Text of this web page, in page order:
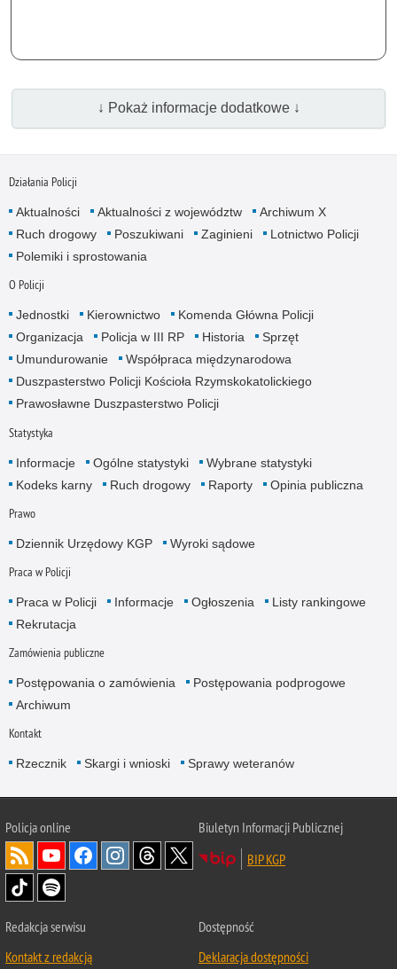
↓ Pokaż informacje dodatkowe ↓
Działania Policji
Aktualności Aktualności z województw
Archiwum X
Ruch drogowy
Poszukiwani Zaginieni
Lotnictwo Policji
Polemiki i sprostowania
O Policji
Jednostki Kierownictwo
Komenda Główna Policji
Organizacja
Policja w III RP Historia
Sprzęt
Umundurowanie
Współpraca międzynarodowa
Duszpasterstwo Policji Kościoła Rzymskokatolickiego
Prawosławne Duszpasterstwo Policji
Statystyka
Informacje Ogólne statystyki
Wybrane statystyki
Kodeks karny
Ruch drogowy Raporty Opinia publiczna
Prawo
Dziennik Urzędowy KGP Wyroki sądowe
Praca w Policji
Praca w Policji Informacje Ogłoszenia
Listy rankingowe
Rekrutacja
Zamówienia publiczne
Postępowania o zamówienia
Postępowania podprogowe
Archiwum
Kontakt
Rzecznik Skargi i wnioski Sprawy weteranów
Policjaonline
Biuletyn Informacji Publicznej
BIP KGP
Redakcja serwisu
Kontakt z redakcją
Dostępność
Deklaracja dostępności